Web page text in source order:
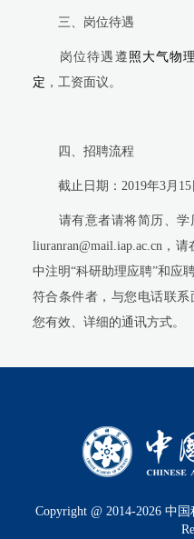
三、岗位待遇
岗位待遇遵 照大气物
定 ， 工资面议。
四、招聘流程
截止日期： 2019年3 月 15
请有意者请将简历、学
liuranran@mail.iap.ac.cn ，请
中注明“科研助理应聘”和应
符合条件者，与您电话联
您有效、详细的通讯方式。
Copyright @ 2014-2026 中国